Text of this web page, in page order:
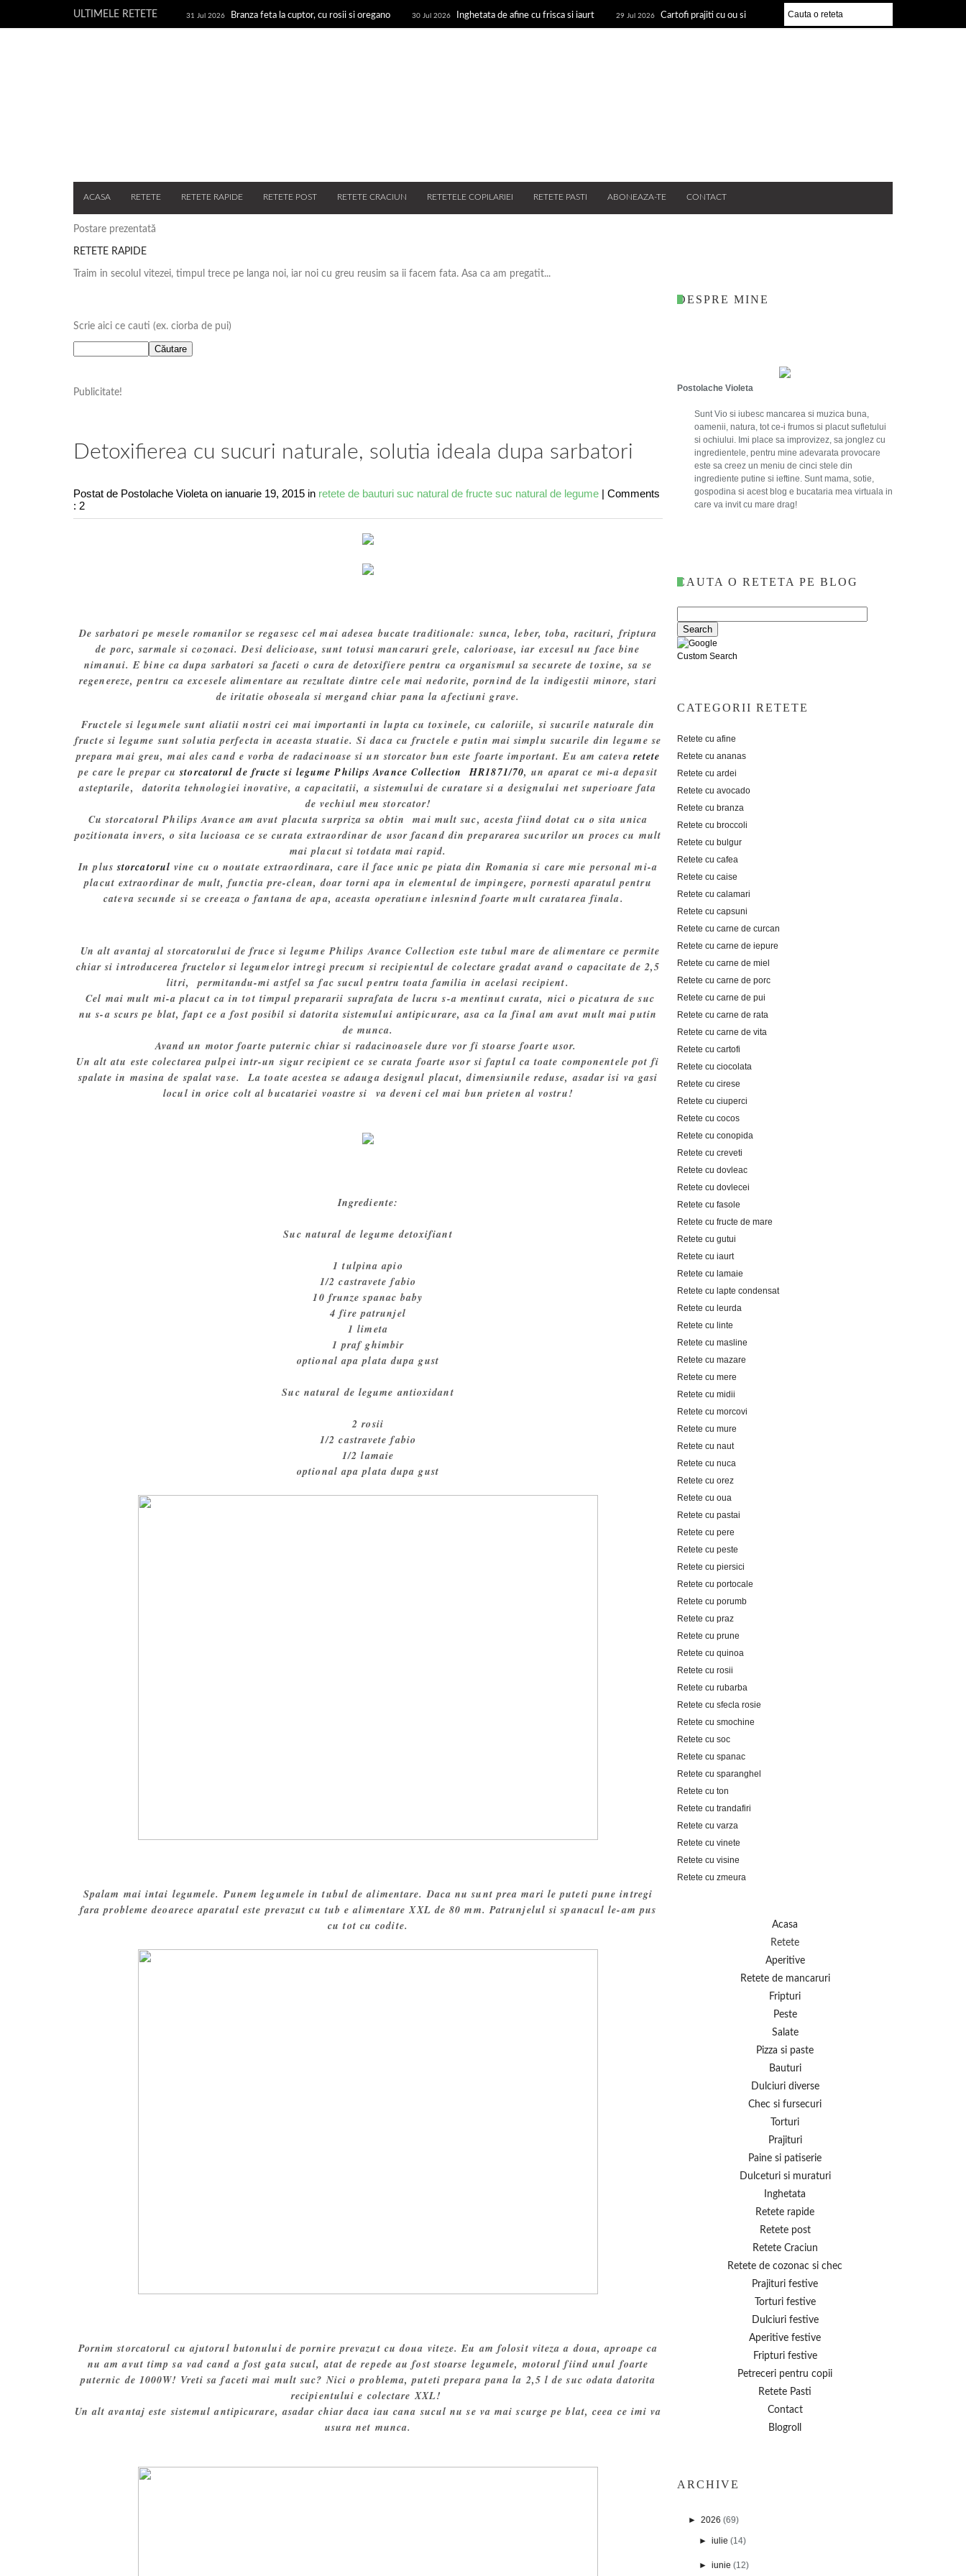
ULTIMELE RETETE 31 Jul 2026 Branza feta la cuptor, cu rosii si oregano 30 Jul 2026 Inghetata de afine cu frisca si iaurt 29 Jul 2026 Cartofi prajiti cu ou si
ACASA RETETE RETETE RAPIDE RETETE POST RETETE CRACIUN RETETELE COPILARIEI RETETE PASTI ABONEAZA-TE CONTACT
Postare prezentată
RETETE RAPIDE
Traim in secolul vitezei, timpul trece pe langa noi, iar noi cu greu reusim sa ii facem fata. Asa ca am pregatit...
Scrie aici ce cauti (ex. ciorba de pui)
Publicitate!
Detoxifierea cu sucuri naturale, solutia ideala dupa sarbatori
Postat de Postolache Violeta on ianuarie 19, 2015 in retete de bauturi suc natural de fructe suc natural de legume | Comments
: 2
De sarbatori pe mesele romanilor se regasesc cel mai adesea bucate traditionale: sunca, leber, toba, racituri, friptura
de porc, sarmale si cozonaci. Desi delicioase, sunt totusi mancaruri grele, calorioase, iar excesul nu face bine
nimanui. E bine ca dupa sarbatori sa faceti o cura de detoxifiere pentru ca organismul sa securete de toxine, sa se
regenereze, pentru ca excesele alimentare au rezultate dintre cele mai nedorite, pornind de la indigestii minore, stari
de iritatie oboseala si mergand chiar pana la afectiuni grave.
Fructele si legumele sunt aliatii nostri cei mai importanti in lupta cu toxinele, cu caloriile, si sucurile naturale din
fructe si legume sunt solutia perfecta in aceasta stuatie. Si daca cu fructele e putin mai simplu sucurile din legume se
prepara mai greu, mai ales cand e vorba de radacinoase si un storcator bun este foarte important. Eu am catevaretete
pe care le prepar custorcatorul de fructe si legume Philips Avance Collection HR1871/70, un aparat ce mi-a depasit
asteptarile, datorita tehnologiei inovative, a capacitatii, a sistemului de curatare si a designului net superioare fata
de vechiul meu storcator!
Cu storcatorul Philips Avance am avut placuta surpriza sa obtin mai mult suc, acesta fiind dotat cu o sita unica
pozitionata invers, o sita lucioasa ce se curata extraordinar de usor facand din prepararea sucurilor un proces cu mult
mai placut si totdata mai rapid.
In plusstorcatorul vine cu o noutate extraordinara, care il face unic pe piata din Romania si care mie personal mi-a
placut extraordinar de mult, functia pre-clean, doar torni apa in elementul de impingere, pornesti aparatul pentru
cateva secunde si se creeaza o fantana de apa, aceasta operatiune inlesnind foarte mult curatarea finala.
Un alt avantaj al storcatorului de fruce si legume Philips Avance Collection este tubul mare de alimentare ce permite
chiar si introducerea fructelor si legumelor intregi precum si recipientul de colectare gradat avand o capacitate de 2,5
litri, permitandu-mi astfel sa fac sucul pentru toata familia in acelasi recipient.
Cel mai mult mi-a placut ca in tot timpul prepararii suprafata de lucru s-a mentinut curata, nici o picatura de suc
nu s-a scurs pe blat, fapt ce a fost posibil si datorita sistemului antipicurare, asa ca la final am avut mult mai putin
de munca.
Avand un motor foarte puternic chiar si radacinoasele dure vor fi stoarse foarte usor.
Un alt atu este colectarea pulpei intr-un sigur recipient ce se curata foarte usor si faptul ca toate componentele pot fi
spalate in masina de spalat vase. La toate acestea se adauga designul placut, dimensiunile reduse, asadar isi va gasi
locul in orice colt al bucatariei voastre si va deveni cel mai bun prieten al vostru!
Ingrediente:
Suc natural de legume detoxifiant
1 tulpina apio
1/2 castravete fabio
10 frunze spanac baby
4 fire patrunjel
1 limeta
1 praf ghimbir
optional apa plata dupa gust
Suc natural de legume antioxidant
2 rosii
1/2 castravete fabio
1/2 lamaie
optional apa plata dupa gust
Spalam mai intai legumele. Punem legumele in tubul de alimentare. Daca nu sunt prea mari le puteti pune intregi
fara probleme deoarece aparatul este prevazut cu tub e alimentare XXL de 80 mm. Patrunjelul si spanacul le-am pus
cu tot cu codite.
Pornim storcatorul cu ajutorul butonului de pornire prevazut cu doua viteze. Eu am folosit viteza a doua, aproape ca
nu am avut timp sa vad cand a fost gata sucul, atat de repede au fost stoarse legumele, motorul fiind unul foarte
puternic de 1000W! Vreti sa faceti mai mult suc? Nici o problema, puteti prepara pana la 2,5 l de suc odata datorita
recipientului e colectare XXL!
Un alt avantaj este sistemul antipicurare, asadar chiar daca iau cana sucul nu se va mai scurge pe blat, ceea ce imi va
usura net munca.
DESPRE MINE
Postolache Violeta
Sunt Vio si iubesc mancarea si muzica buna,
oamenii, natura, tot ce-i frumos si placut sufletului
si ochiului. Imi place sa improvizez, sa jonglez cu
ingredientele, pentru mine adevarata provocare
este sa creez un meniu de cinci stele din
ingrediente putine si ieftine. Sunt mama, sotie,
gospodina si acest blog e bucataria mea virtuala in
care va invit cu mare drag!
CAUTA O RETETA PE BLOG
Custom Search
CATEGORII RETETE
Retete cu afine
Retete cu ananas
Retete cu ardei
Retete cu avocado
Retete cu branza
Retete cu broccoli
Retete cu bulgur
Retete cu cafea
Retete cu caise
Retete cu calamari
Retete cu capsuni
Retete cu carne de curcan
Retete cu carne de iepure
Retete cu carne de miel
Retete cu carne de porc
Retete cu carne de pui
Retete cu carne de rata
Retete cu carne de vita
Retete cu cartofi
Retete cu ciocolata
Retete cu cirese
Retete cu ciuperci
Retete cu cocos
Retete cu conopida
Retete cu creveti
Retete cu dovleac
Retete cu dovlecei
Retete cu fasole
Retete cu fructe de mare
Retete cu gutui
Retete cu iaurt
Retete cu lamaie
Retete cu lapte condensat
Retete cu leurda
Retete cu linte
Retete cu masline
Retete cu mazare
Retete cu mere
Retete cu midii
Retete cu morcovi
Retete cu mure
Retete cu naut
Retete cu nuca
Retete cu orez
Retete cu oua
Retete cu pastai
Retete cu pere
Retete cu peste
Retete cu piersici
Retete cu portocale
Retete cu porumb
Retete cu praz
Retete cu prune
Retete cu quinoa
Retete cu rosii
Retete cu rubarba
Retete cu sfecla rosie
Retete cu smochine
Retete cu soc
Retete cu spanac
Retete cu sparanghel
Retete cu ton
Retete cu trandafiri
Retete cu varza
Retete cu vinete
Retete cu visine
Retete cu zmeura
Acasa
Retete
Aperitive
Retete de mancaruri
Fripturi
Peste
Salate
Pizza si paste
Bauturi
Dulciuri diverse
Chec si fursecuri
Torturi
Prajituri
Paine si patiserie
Dulceturi si muraturi
Inghetata
Retete rapide
Retete post
Retete Craciun
Retete de cozonac si chec
Prajituri festive
Torturi festive
Dulciuri festive
Aperitive festive
Fripturi festive
Petreceri pentru copii
Retete Pasti
Contact
Blogroll
ARCHIVE
► 2026 (69)
► iulie (14)
► iunie (12)